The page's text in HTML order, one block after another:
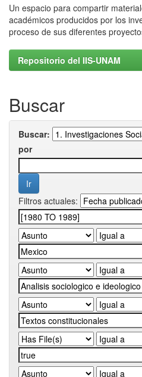
Un espacio para compartir
académicos producidos por los
proceso de sus diferentes
Repositorio del IIS-UNAM
Buscar
Buscar:
por
Filtros actuales: